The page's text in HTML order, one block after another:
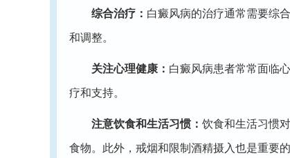
综合治疗： 白癜风病的治疗通常需要综
和调整。
关注心理健康： 白癜风病患者常常面临
疗和支持。
注意饮食和生活习惯： 饮食和生活习惯
食物。此外，戒烟和限制酒精摄入也是重要的